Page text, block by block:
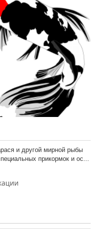
и другой мирной рыбы
прикормок и ос...